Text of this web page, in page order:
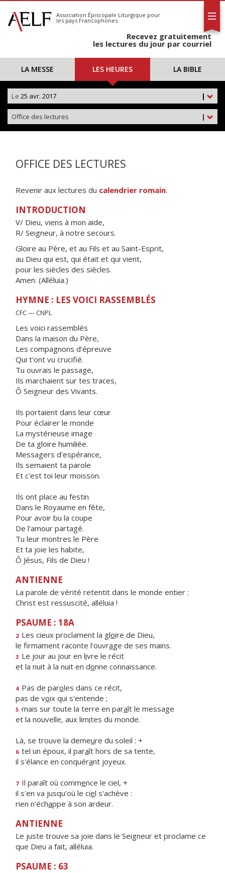
S'abonner
Calendrier
Association Épiscopale Liturgique pour
les pays Francophones
Recevez gratuitement
les lectures du jour par courriel
LA MESSE LES HEURES LA BIBLE
|
Le 25 avr. 2017
|
Office des lectures
OFFICE DES LECTURES
Revenir aux lectures du calendrier romain.
INTRODUCTION
V/ Dieu, viens à mon aide,
R/ Seigneur, à notre secours.
Gloire au Père, et au Fils et au Saint-Esprit,
au Dieu qui est, qui était et qui vient,
pour les siècles des siècles.
Amen. (Alléluia.)
HYMNE : LES VOICI RASSEMBLÉS
CFC — CNPL
Les voici rassemblés
Dans la maison du Père,
Les compagnons d'épreuve
Qui t'ont vu crucifié.
Tu ouvrais le passage,
Ils marchaient sur tes traces,
Ô Seigneur des Vivants.
Ils portaient dans leur cœur
Pour éclairer le monde
La mystérieuse image
De ta gloire humiliée.
Messagers d'espérance,
Ils semaient ta parole
Et c'est toi leur moisson.
Ils ont place au festin
Dans le Royaume en fête,
Pour avoir bu la coupe
De l'amour partagé.
Tu leur montres le Père
Et ta joie les habite,
Ô Jésus, Fils de Dieu !
ANTIENNE
La parole de vérité retentit dans le monde entier :
Christ est ressuscité, alléluia !
PSAUME : 18A
2 Les cieux proclament la gloire de Dieu,
le firmament raconte l'ouvrage de ses mains.
3 Le jour au jour en livre le récit
et la nuit à la nuit en donne connaissance.
4 Pas de paroles dans ce récit,
pas de voix qui s'entende ;
5 mais sur toute la terre en paraît le message
et la nouvelle, aux limites du monde.
Là, se trouve la demeure du soleil : +
6 tel un époux, il paraît hors de sa tente,
il s'élance en conquérant joyeux.
7 Il paraît où commence le ciel, +
il s'en va jusqu'où le ciel s'achève :
rien n'échappe à son ardeur.
ANTIENNE
Le juste trouve sa joie dans le Seigneur et proclame ce
que Dieu a fait, alléluia.
PSAUME : 63